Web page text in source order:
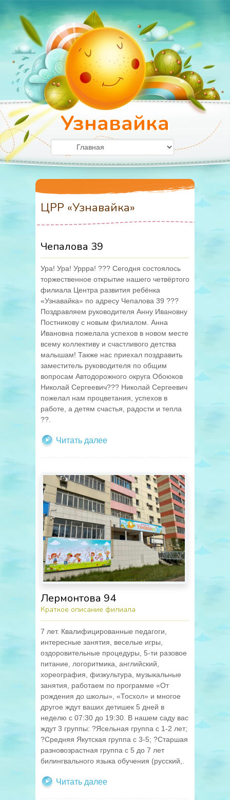
Узнавайка
ЦРР «Узнавайка»
Чепалова 39
Ура! Ура! Уррра! ??? Сегодня состоялось
торжественное открытие нашего четвёртого
филиала Центра развития ребёнка
«Узнавайка» по адресу Чепалова 39 ???
Поздравляем руководителя Анну Ивановну
Постникову с новым филиалом. Анна
Ивановна пожелала успехов в новом месте
всему коллективу и счастливого детства
малышам! Также нас приехал поздравить
заместитель руководителя по общим
вопросам Автодорожного округа Обоюков
Николай Сергеевич??? Николай Сергеевич
пожелал нам процветания, успехов в
работе, а детям счастья, радости и тепла
??.
Читать далее
Лермонтова 94
Краткое описание филиала
7 лет. Квалифицированные педагоги,
интересные занятия, веселые игры,
оздоровительные процедуры, 5-ти разовое
питание, логоритмика, английский,
хореография, физкультура, музыкальные
занятия, работаем по программе «От
рождения до школы», «Тосхол» и многое
другое ждут ваших детишек 5 дней в
неделю с 07:30 до 19:30. В нашем саду вас
ждут 3 группы: ?Ясельная группа с 1-2 лет;
?Средняя Якутская группа с 3-5; ?Старшая
разновозрастная группа с 5 до 7 лет
билингвального языка обучения (русский,.
Читать далее